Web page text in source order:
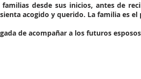
desde sus inicios, antes de
acogido y querido. La familia es
de acompañar a los futuros